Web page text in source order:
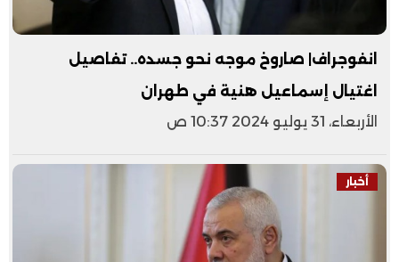
انفوجراف| صاروخ موجه نحو جسده.. تفاصيل
اغتيال إسماعيل هنية في طهران
الأربعاء، 31 يوليو 2024 10:37 ص
أخبار